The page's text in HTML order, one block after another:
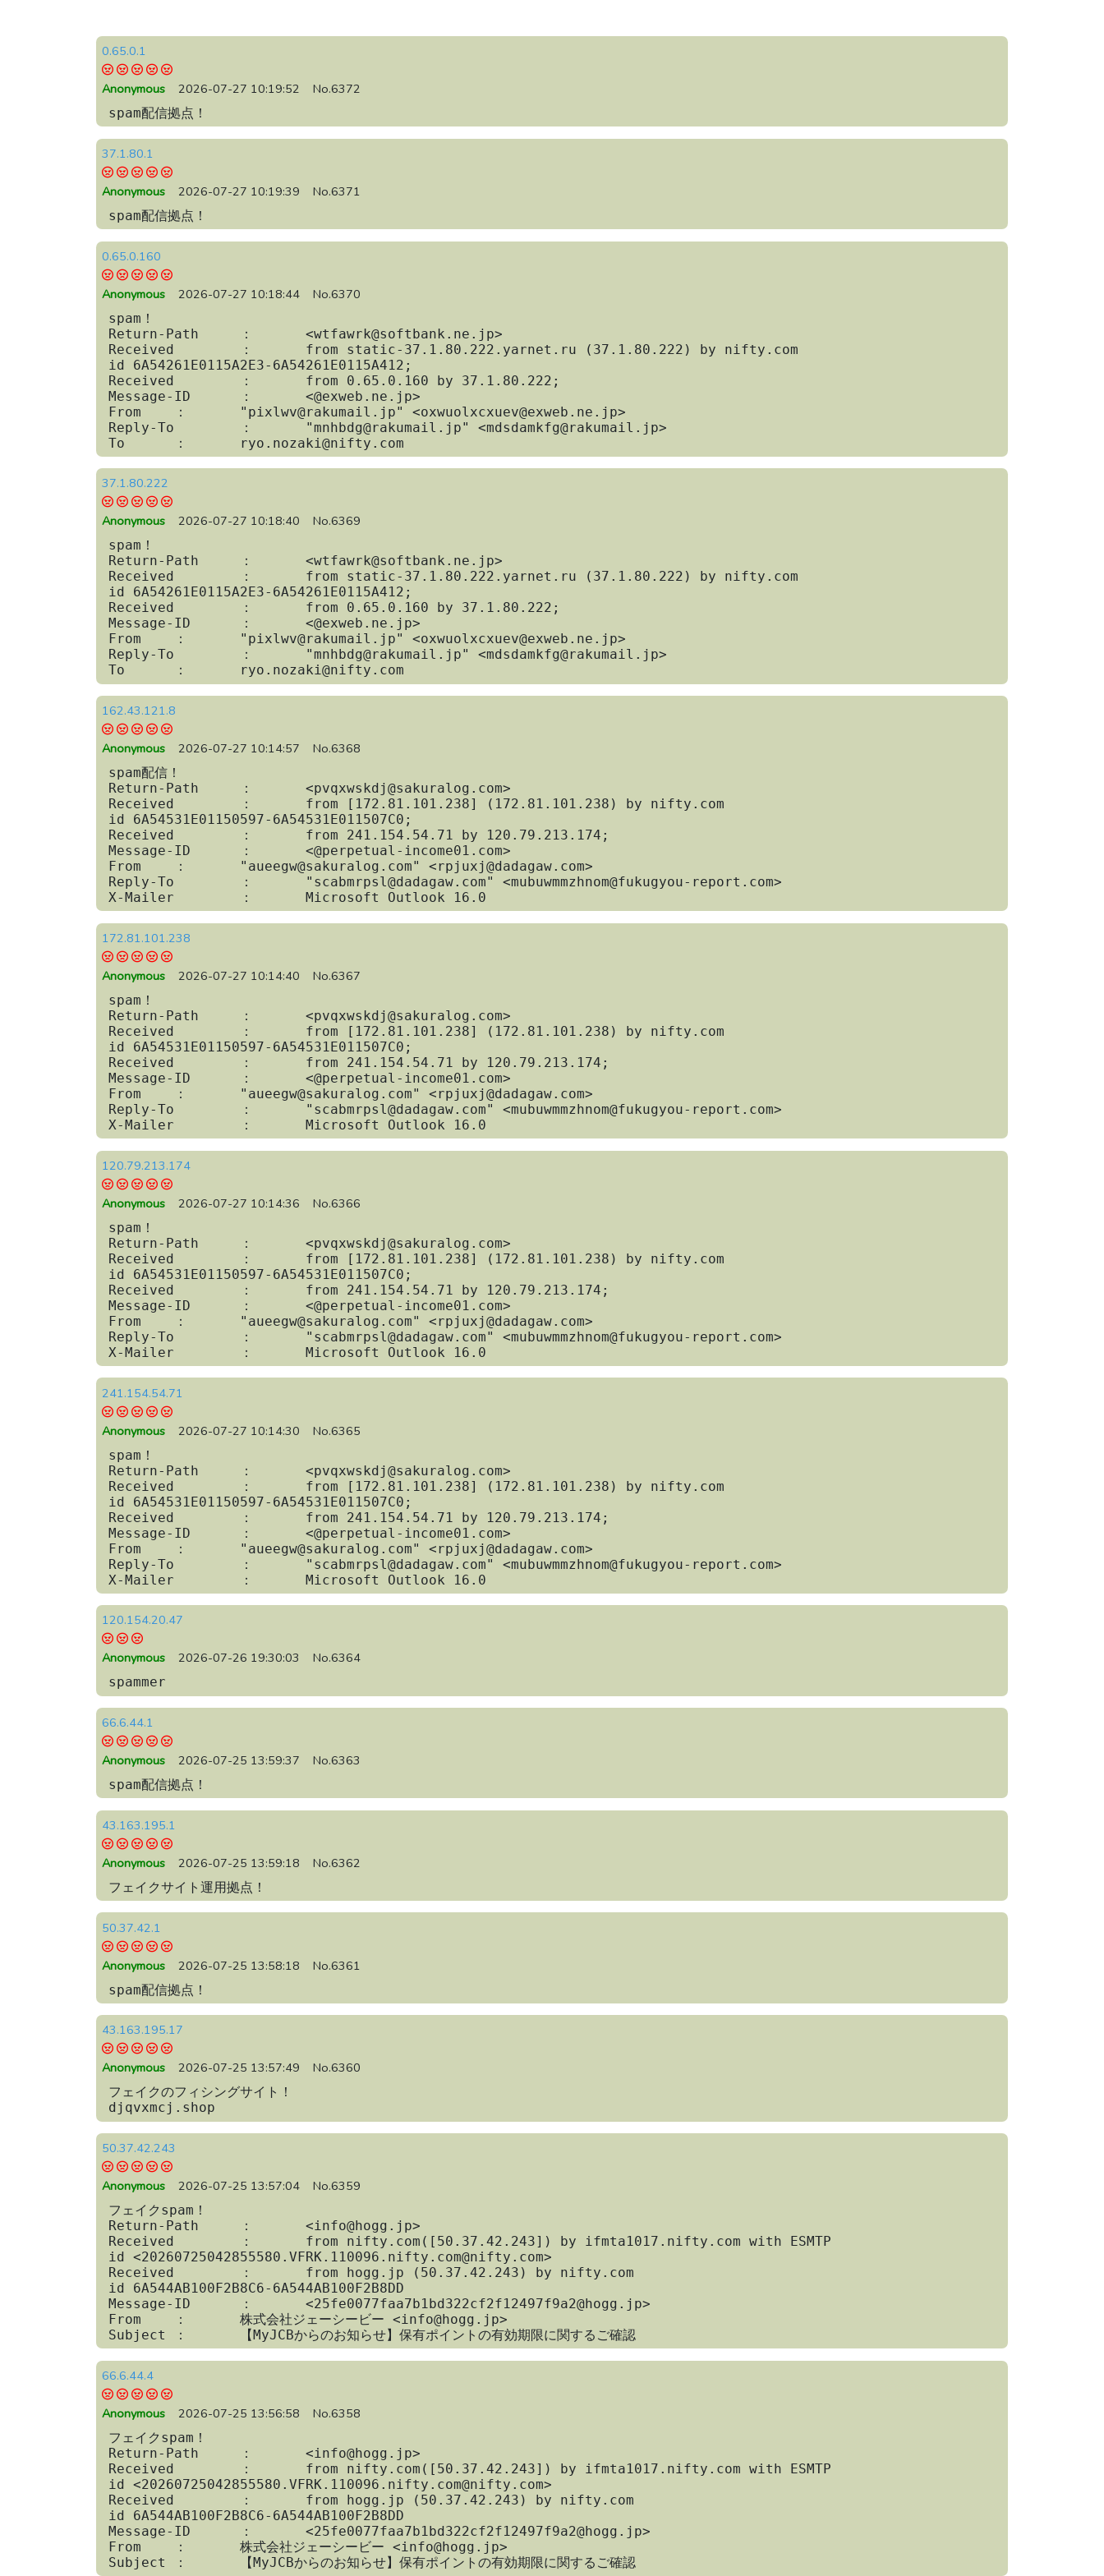
0.65.0.1
Anonymous 2026-07-27 10:19:52 No.6372
spam配信拠点！
37.1.80.1
Anonymous 2026-07-27 10:19:39 No.6371
spam配信拠点！
0.65.0.160
Anonymous 2026-07-27 10:18:44 No.6370
spam！
Return-Path	：	<wtfawrk@softbank.ne.jp>
Received	：	from static-37.1.80.222.yarnet.ru (37.1.80.222) by nifty.com
id 6A54261E0115A2E3-6A54261E0115A412;
Received	：	from 0.65.0.160 by 37.1.80.222;
Message-ID	：	<@exweb.ne.jp>
From	：	"pixlwv@rakumail.jp" <oxwuolxcxuev@exweb.ne.jp>
Reply-To	：	"mnhbdg@rakumail.jp" <mdsdamkfg@rakumail.jp>
To	：	ryo.nozaki@nifty.com
37.1.80.222
Anonymous 2026-07-27 10:18:40 No.6369
spam！
Return-Path	：	<wtfawrk@softbank.ne.jp>
Received	：	from static-37.1.80.222.yarnet.ru (37.1.80.222) by nifty.com
id 6A54261E0115A2E3-6A54261E0115A412;
Received	：	from 0.65.0.160 by 37.1.80.222;
Message-ID	：	<@exweb.ne.jp>
From	：	"pixlwv@rakumail.jp" <oxwuolxcxuev@exweb.ne.jp>
Reply-To	：	"mnhbdg@rakumail.jp" <mdsdamkfg@rakumail.jp>
To	：	ryo.nozaki@nifty.com
162.43.121.8
Anonymous 2026-07-27 10:14:57 No.6368
spam配信！
Return-Path	：	<pvqxwskdj@sakuralog.com>
Received	：	from [172.81.101.238] (172.81.101.238) by nifty.com
id 6A54531E01150597-6A54531E011507C0;
Received	：	from 241.154.54.71 by 120.79.213.174;
Message-ID	：	<@perpetual-income01.com>
From	：	"aueegw@sakuralog.com" <rpjuxj@dadagaw.com>
Reply-To	：	"scabmrpsl@dadagaw.com" <mubuwmmzhnom@fukugyou-report.com>
X-Mailer	：	Microsoft Outlook 16.0
172.81.101.238
Anonymous 2026-07-27 10:14:40 No.6367
spam！
Return-Path	：	<pvqxwskdj@sakuralog.com>
Received	：	from [172.81.101.238] (172.81.101.238) by nifty.com
id 6A54531E01150597-6A54531E011507C0;
Received	：	from 241.154.54.71 by 120.79.213.174;
Message-ID	：	<@perpetual-income01.com>
From	：	"aueegw@sakuralog.com" <rpjuxj@dadagaw.com>
Reply-To	：	"scabmrpsl@dadagaw.com" <mubuwmmzhnom@fukugyou-report.com>
X-Mailer	：	Microsoft Outlook 16.0
120.79.213.174
Anonymous 2026-07-27 10:14:36 No.6366
spam！
Return-Path	：	<pvqxwskdj@sakuralog.com>
Received	：	from [172.81.101.238] (172.81.101.238) by nifty.com
id 6A54531E01150597-6A54531E011507C0;
Received	：	from 241.154.54.71 by 120.79.213.174;
Message-ID	：	<@perpetual-income01.com>
From	：	"aueegw@sakuralog.com" <rpjuxj@dadagaw.com>
Reply-To	：	"scabmrpsl@dadagaw.com" <mubuwmmzhnom@fukugyou-report.com>
X-Mailer	：	Microsoft Outlook 16.0
241.154.54.71
Anonymous 2026-07-27 10:14:30 No.6365
spam！
Return-Path	：	<pvqxwskdj@sakuralog.com>
Received	：	from [172.81.101.238] (172.81.101.238) by nifty.com
id 6A54531E01150597-6A54531E011507C0;
Received	：	from 241.154.54.71 by 120.79.213.174;
Message-ID	：	<@perpetual-income01.com>
From	：	"aueegw@sakuralog.com" <rpjuxj@dadagaw.com>
Reply-To	：	"scabmrpsl@dadagaw.com" <mubuwmmzhnom@fukugyou-report.com>
X-Mailer	：	Microsoft Outlook 16.0
120.154.20.47
Anonymous 2026-07-26 19:30:03 No.6364
spammer
66.6.44.1
Anonymous 2026-07-25 13:59:37 No.6363
spam配信拠点！
43.163.195.1
Anonymous 2026-07-25 13:59:18 No.6362
フェイクサイト運用拠点！
50.37.42.1
Anonymous 2026-07-25 13:58:18 No.6361
spam配信拠点！
43.163.195.17
Anonymous 2026-07-25 13:57:49 No.6360
フェイクのフィシングサイト！
djqvxmcj.shop
50.37.42.243
Anonymous 2026-07-25 13:57:04 No.6359
フェイクspam！
Return-Path	：	<info@hogg.jp>
Received	：	from nifty.com([50.37.42.243]) by ifmta1017.nifty.com with ESMTP
id <20260725042855580.VFRK.110096.nifty.com@nifty.com>
Received	：	from hogg.jp (50.37.42.243) by nifty.com
id 6A544AB100F2B8C6-6A544AB100F2B8DD
Message-ID	：	<25fe0077faa7b1bd322cf2f12497f9a2@hogg.jp>
From	：	株式会社ジェーシービー <info@hogg.jp>
Subject	：	【MyJCBからのお知らせ】保有ポイントの有効期限に関するご確認
66.6.44.4
Anonymous 2026-07-25 13:56:58 No.6358
フェイクspam！
Return-Path	：	<info@hogg.jp>
Received	：	from nifty.com([50.37.42.243]) by ifmta1017.nifty.com with ESMTP
id <20260725042855580.VFRK.110096.nifty.com@nifty.com>
Received	：	from hogg.jp (50.37.42.243) by nifty.com
id 6A544AB100F2B8C6-6A544AB100F2B8DD
Message-ID	：	<25fe0077faa7b1bd322cf2f12497f9a2@hogg.jp>
From	：	株式会社ジェーシービー <info@hogg.jp>
Subject	：	【MyJCBからのお知らせ】保有ポイントの有効期限に関するご確認